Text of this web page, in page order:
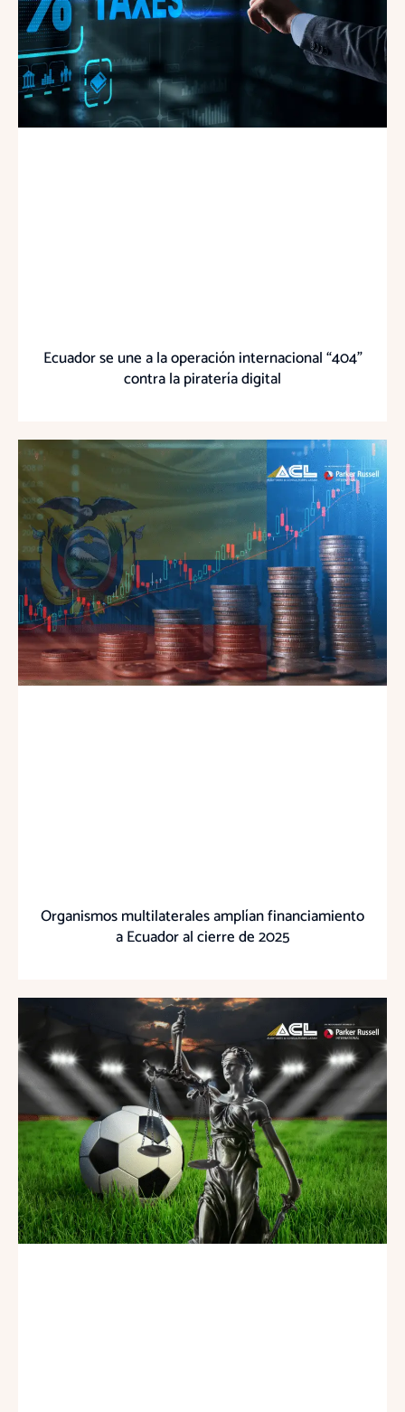
Ecuador se une a la operación internacional “404”
contra la piratería digital
Organismos multilaterales amplían financiamiento
a Ecuador al cierre de 2025